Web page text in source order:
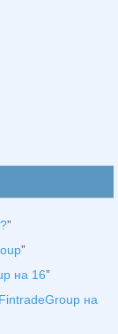
”
”
на 16”
на